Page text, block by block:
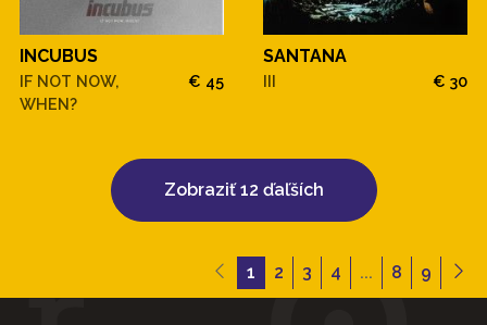
INCUBUS
IF NOT NOW,
WHEN?
€ 45
SANTANA
€ 30
Zobraziť 12 ďaľších
1 2 3 4 ... 8 9